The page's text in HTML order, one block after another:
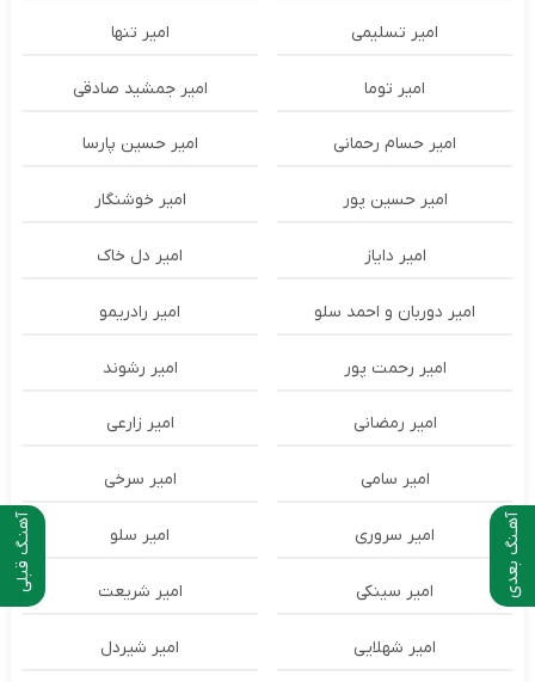
آهنـگ قبلی آهـنگ بعدی
امیر تسلیمی امیر تنها
امیر توما امیر جمشید صادقی
امیر حسام رحمانی امیر حسین پارسا
امیر حسین پور امیر خوشنگار
امیر دایاز امیر دل خاک
امیر دوربان و احمد سلو امیر رادریمو
امیر رحمت پور امیر رشوند
امیر رمضانی امیر زارعی
امیر سامی امیر سرخی
امیر سروری امیر سلو
امیر سینکی امیر شریعت
امیر شهلایی امیر شیردل